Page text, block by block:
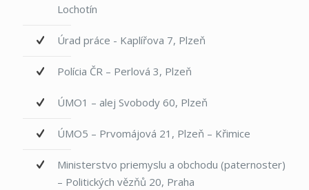
Lochotín
Úrad práce - Kaplířova 7, Plzeň
Polícia ČR – Perlová 3, Plzeň
ÚMO1 – alej Svobody 60, Plzeň
ÚMO5 – Prvomájová 21, Plzeň – Křimice
Ministerstvo priemyslu a obchodu (paternoster)
– Politických vězňů 20, Praha